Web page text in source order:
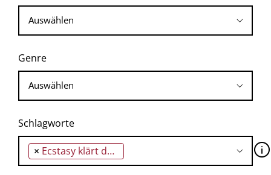
Genre
Schlagworte
× Ecstasy klärt den Geist 🛈